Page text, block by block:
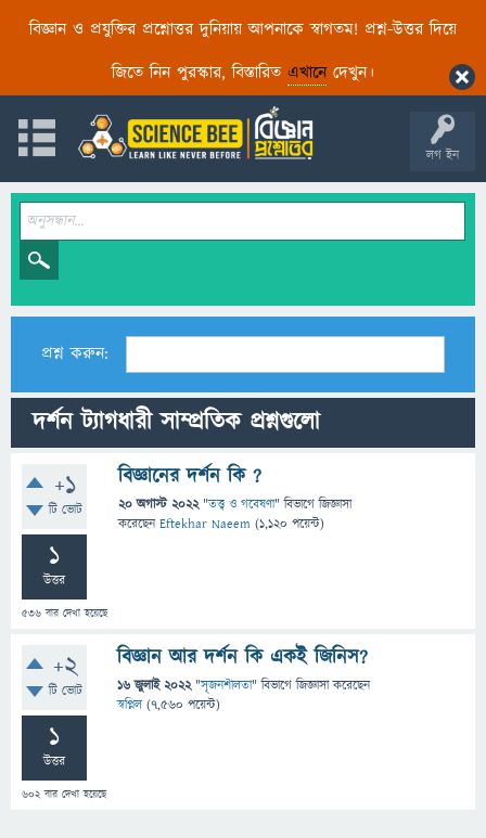
বিজ্ঞান ও প্রযুক্তির প্রশ্নোত্তর দুনিয়ায় আপনাকে স্বাগতম! প্রশ্ন-উত্তর দিয়ে
জিতে নিন পুরস্কার, বিস্তারিত এখানেদেখুন।
লগ ইন
প্রশ্ন করুন:
দর্শন ট্যাগধারী সাম্প্রতিক প্রশ্নগুলো
+1
টি ভোট
1
উত্তর
536 বার দেখা হয়েছে
বিজ্ঞানের দর্শন কি ?
20 অগাস্ট 2022 "তত্ত্ব ও গবেষণা" বিভাগে জিজ্ঞাসা
করেছেনEftekhar Naeem (1,120 পয়েন্ট)
+2
টি ভোট
1
উত্তর
602বার দেখা হয়েছে
বিজ্ঞান আর দর্শন কি একই জিনিস?
16 জুলাই 2022 "সৃজনশীলতা" বিভাগে জিজ্ঞাসাকরেছেন
স্বপ্নিল (7,560 পয়েন্ট)